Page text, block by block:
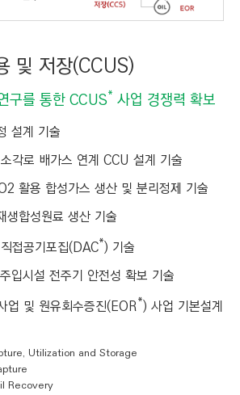
및 저장(CCUS)
구를 통한 CCUS* 사업 경쟁력 확보
설계 기술
각로 배가스 연계 CCU 설계 기술
활용 합성가스 생산 및 분리정제 기술
합성원료 생산 기술
접공기포집(DAC*) 기술
입시설 전주기 안전성 확보 기술
업 및 원유회수증진(EOR*) 사업 기본설계
Utilization and Storage
Recovery